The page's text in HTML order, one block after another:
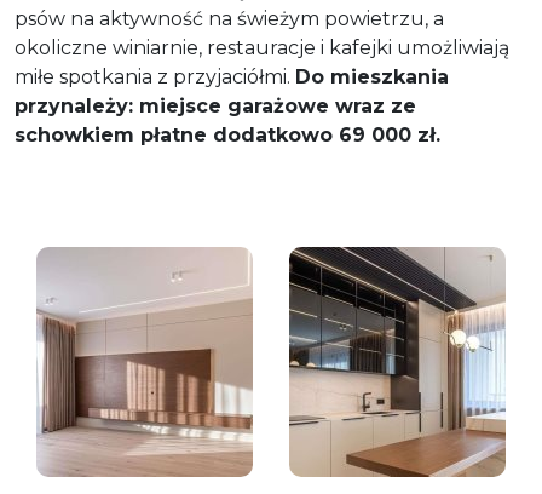
psów na aktywność na świeżym powietrzu, a
okoliczne winiarnie, restauracje i kafejki umożliwiają
miłe spotkania z przyjaciółmi. Do mieszkania
przynależy: miejsce garażowe wraz ze
schowkiem płatne dodatkowo 69 000 zł.